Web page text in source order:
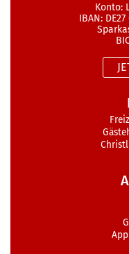
Konto:
IBAN: